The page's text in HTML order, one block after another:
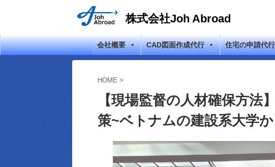
株式会社Joh Abroad
会社概要 CAD図面作成代行 住宅の申請代
HOME >
【現場監督の人材確保方法
策~ベトナムの建設系大学